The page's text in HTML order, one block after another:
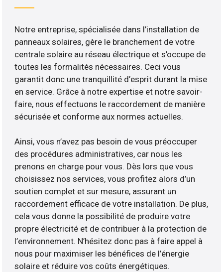
Notre entreprise, spécialisée dans l’installation de
panneaux solaires, gère le branchement de votre
centrale solaire au réseau électrique et s’occupe de
toutes les formalités nécessaires. Ceci vous
garantit donc une tranquillité d’esprit durant la mise
en service. Grâce à notre expertise et notre savoir-
faire, nous effectuons le raccordement de manière
sécurisée et conforme aux normes actuelles.
Ainsi, vous n’avez pas besoin de vous préoccuper
des procédures administratives, car nous les
prenons en charge pour vous. Dès lors que vous
choisissez nos services, vous profitez alors d’un
soutien complet et sur mesure, assurant un
raccordement efficace de votre installation. De plus,
cela vous donne la possibilité de produire votre
propre électricité et de contribuer à la protection de
l’environnement. N’hésitez donc pas à faire appel à
nous pour maximiser les bénéfices de l’énergie
solaire et réduire vos coûts énergétiques.